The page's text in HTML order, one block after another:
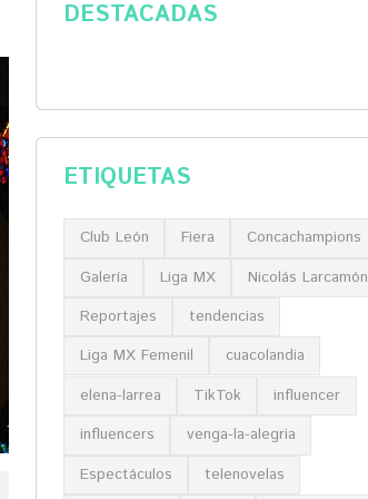
DESTACADAS
ETIQUETAS
Club León Fiera
Concachampions
Galería
Liga MX
Nicolás Larcamón
Reportajes
tendencias
Liga MX Femenil
cuacolandia
elena-larrea
TikTok
influencer
influencers
venga-la-alegria
Espectáculos
telenovelas